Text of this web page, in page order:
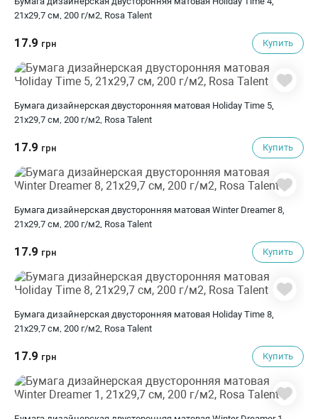
21х29,7 см, 200 г/м2, Rosa Talent
17.9 грн Купить
Бумага дизайнерская двусторонняя матовая Holiday Time 5,
21х29,7 см, 200 г/м2, Rosa Talent
17.9 грн Купить
Бумага дизайнерская двусторонняя матовая Winter Dreamer 8,
21х29,7 см, 200 г/м2, Rosa Talent
17.9 грн Купить
Бумага дизайнерская двусторонняя матовая Holiday Time 8,
21х29,7 см, 200 г/м2, Rosa Talent
17.9 грн Купить